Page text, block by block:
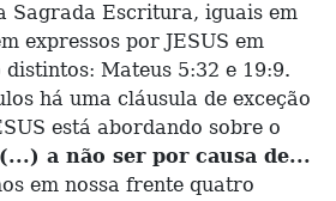
Sagrada Escritura, iguais em
expressos por JESUS em
Mateus 5:32 e 19:9.
há uma cláusula de exceção
está abordando sobre o
a não ser por causa de...
em nossa frente quatro